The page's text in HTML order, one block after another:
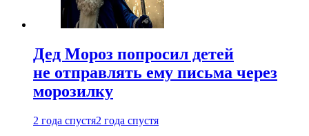
Дед Мороз попросил детей
не отправлять ему письма через
морозилку
2 года спустя2 года спустя